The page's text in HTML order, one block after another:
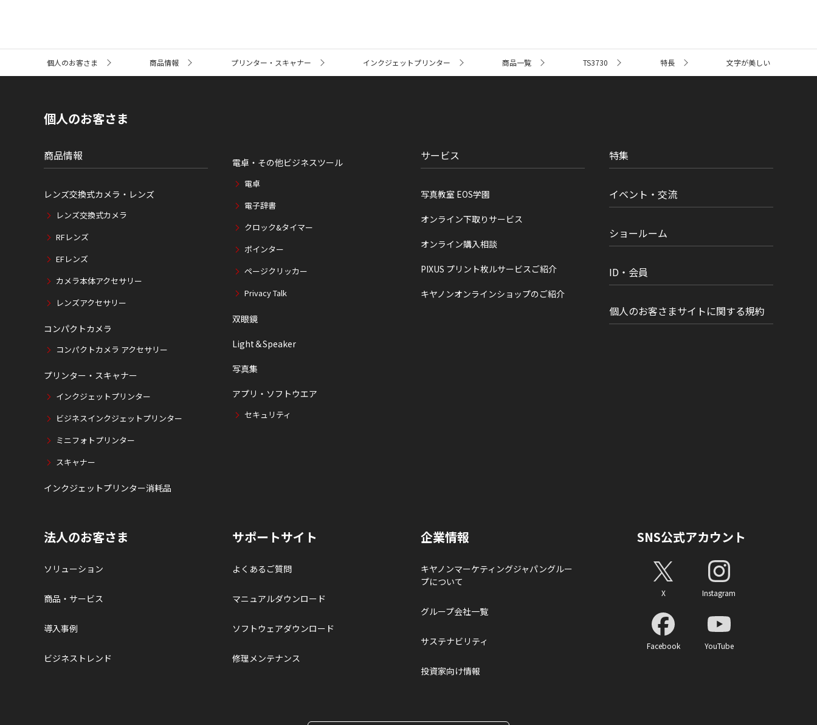
ト
個人のお客さま 商品情報 プリンター・スキャナー インクジェットプリンター 商品一覧 TS3730 特長 文字が美しい
個人のお客さま
商品情報
レンズ交換式カメラ・レンズ
レンズ交換式カメラ
RFレンズ
EFレンズ
カメラ本体アクセサリー
レンズアクセサリー
コンパクトカメラ
コンパクトカメラ アクセサリー
プリンター・スキャナー
インクジェットプリンター
ビジネスインクジェットプリンター
ミニフォトプリンター
スキャナー
インクジェットプリンター消耗品
電卓・その他ビジネスツール
電卓
電子辞書
クロック&タイマー
ポインター
ページクリッカー
Privacy Talk
双眼鏡
Light＆Speaker
写真集
アプリ・ソフトウエア
セキュリティ
サービス
写真教室 EOS学園
オンライン下取りサービス
オンライン購入相談
PIXUS プリント枚ルサービスご紹介
キヤノンオンラインショップのご紹介
特集
イベント・交流
ショールーム
ID・会員
個人のお客さまサイトに関する規約
法人のお客さま
ソリューション
商品・サービス
導入事例
ビジネストレンド
サポートサイト
よくあるご質問
マニュアルダウンロード
ソフトウェアダウンロード
修理メンテナンス
企業情報
キヤノンマーケティングジャパングルー
プについて
グループ会社一覧
サステナビリティ
投資家向け情報
SNS公式アカウント
X Instagram
Facebook YouTube